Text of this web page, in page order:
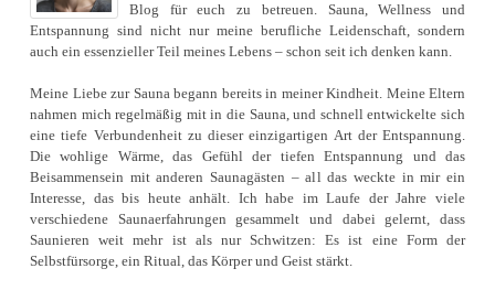
Blog für euch zu betreuen. Sauna, Wellness und
Entspannung sind nicht nur meine berufliche Leidenschaft, sondern
auch ein essenzieller Teil meines Lebens – schon seit ich denken kann.
Meine Liebe zur Sauna begann bereits in meiner Kindheit. Meine Eltern
nahmen mich regelmäßig mit in die Sauna, und schnell entwickelte sich
eine tiefe Verbundenheit zu dieser einzigartigen Art der Entspannung.
Die wohlige Wärme, das Gefühl der tiefen Entspannung und das
Beisammensein mit anderen Saunagästen – all das weckte in mir ein
Interesse, das bis heute anhält. Ich habe im Laufe der Jahre viele
verschiedene Saunaerfahrungen gesammelt und dabei gelernt, dass
Saunieren weit mehr ist als nur Schwitzen: Es ist eine Form der
Selbstfürsorge, ein Ritual, das Körper und Geist stärkt.